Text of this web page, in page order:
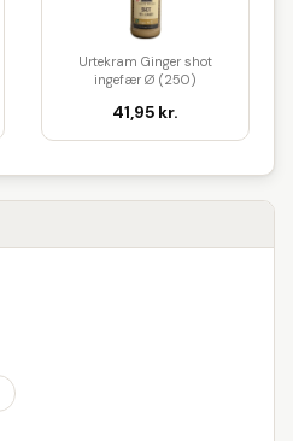
Urtekram Ginger shot
ingefær Ø (250)
41,95 kr.